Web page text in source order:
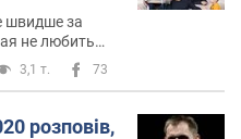
швидше за
не любить
3,1 т. 73
розповів,